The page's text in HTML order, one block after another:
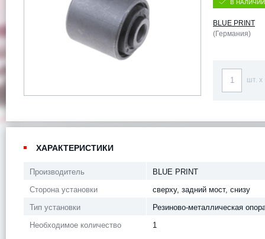
В НАЛИЧИИ
BLUE PRINT
(Германия)
шт. x
ХАРАКТЕРИСТИКИ
Производитель
BLUE PRINT
Сторона установки
сверху, задний мост, снизу
Тип установки
Резиново-металлическая
Необходимое количество
1